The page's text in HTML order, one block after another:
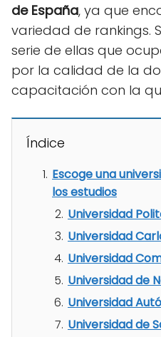
de España, ya que
variedad de rankings.
serie de ellas que
por la calidad de la
capacitación con la
Índice
Escoge una
los estudios
Universidad
Universidad
Universidad
Universidad de
Universidad
Universidad de